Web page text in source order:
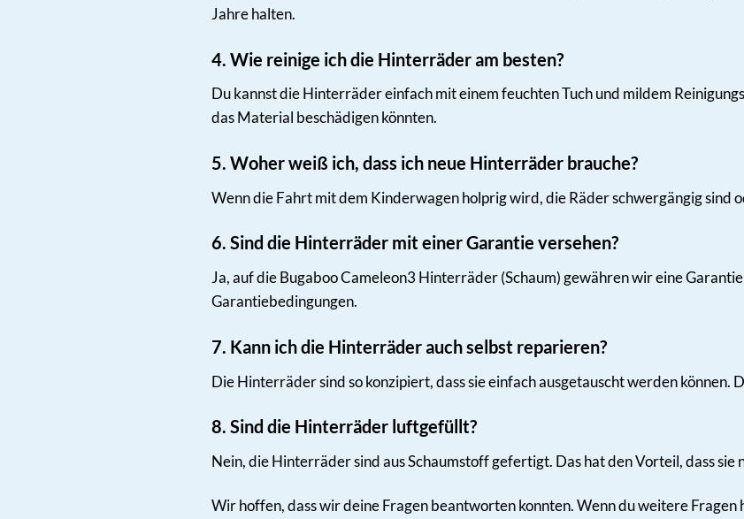
Jahre halten.
4. Wie reinige ich die Hinterräder am besten?
Du kannst die Hinterräder einfach mit einem feuchten Tuch und mildem
das Material beschädigen könnten.
5. Woher weiß ich, dass ich neue Hinterräder brauche?
Wenn die Fahrt mit dem Kinderwagen holprig wird, die Räder schwergängig sind
6. Sind die Hinterräder mit einer Garantie versehen?
Ja, auf die Bugaboo Cameleon3 Hinterräder (Schaum) gewähren wir eine
Garantiebedingungen.
7. Kann ich die Hinterräder auch selbst reparieren?
Die Hinterräder sind so konzipiert, dass sie einfach ausgetauscht werden können.
8. Sind die Hinterräder luftgefüllt?
Nein, die Hinterräder sind aus Schaumstoff gefertigt. Das hat den Vorteil, dass
Wir hoffen, dass wir deine Fragen beantworten konnten. Wenn du weitere